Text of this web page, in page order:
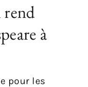
rend
à
pour les